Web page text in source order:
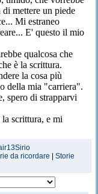
mettere un piede
Mi estraneo
E' questo il mio
qualcosa che
è la scrittura.
la cosa più
della mia "carriera".
spero di strapparvi
scrittura, e mi
da ricordare
Storie